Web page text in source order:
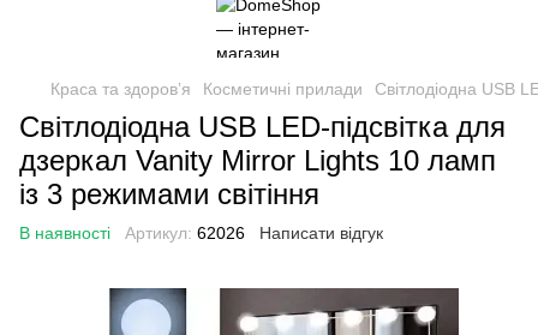
Краса та здоровʼя Косметичні прилади Світлодіодна USB
Світлодіодна USB LED-підсвітка для
дзеркал Vanity Mirror Lights 10 ламп
із 3 режимами світіння
В наявності Артикул: 62026 Написати відгук